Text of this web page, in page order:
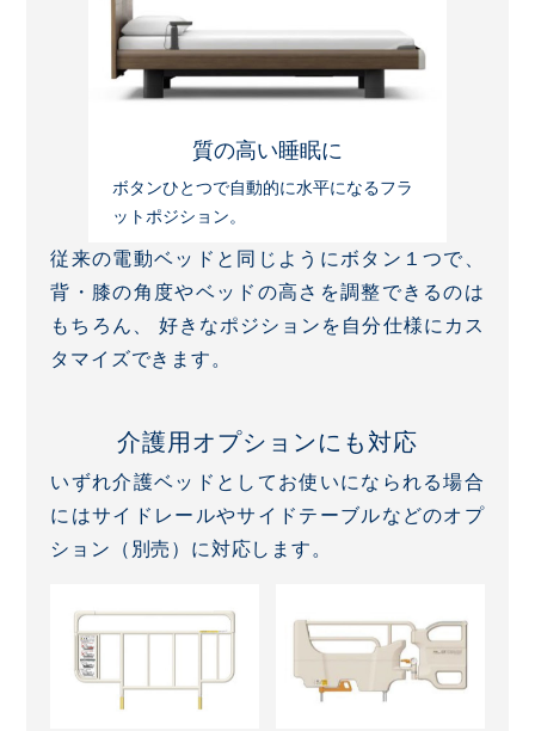
質の高い睡眠に
ボタンひとつで自動的に水平になるフラ
ットポジション。
従来の電動ベッドと同じようにボタン１つで、
背・膝の角度やベッドの高さを調整できるのは
もちろん、
好きなポジションを自分仕様にカス
タマイズできます。
介護用オプションにも対応
いずれ介護ベッドとしてお使いになられる場合
にはサイドレールやサイドテーブルなどのオプ
ション（別売）に対応します。